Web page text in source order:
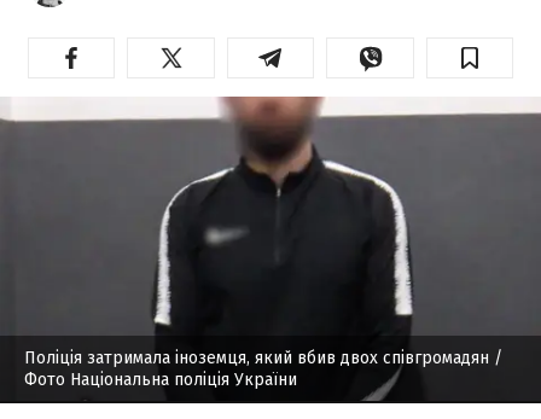
Поліція затримала іноземця, який вбив двох співгромадян /
Фото Національна поліція України